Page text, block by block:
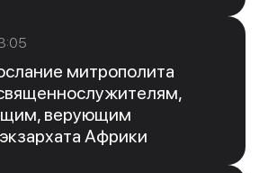
митрополита
верующим
Африки